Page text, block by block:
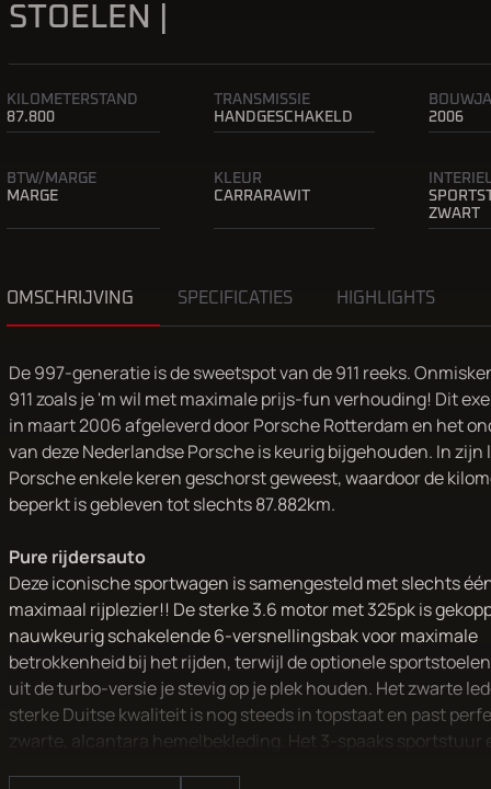
STOELEN |
KILOMETERSTAND
87.800
TRANSMISSIE
HANDGESCHAKELD
2006
BTW/MARGE
MARGE
KLEUR
CARRARAWIT
ZWART
OMSCHRIJVING SPECIFICATIES HIGHLIGHTS
De 997-generatie is de sweetspot van de 911 reeks.
911 zoals je 'm wil met maximale prijs-fun verhouding! Dit
in maart 2006 afgeleverd door Porsche Rotterdam en het
van deze Nederlandse Porsche is keurig bijgehouden. In zijn
Porsche enkele keren geschorst geweest, waardoor de
beperkt is gebleven tot slechts 87.882km.
Pure rijdersauto
Deze iconische sportwagen is samengesteld met slechts
maximaal rijplezier!! De sterke 3.6 motor met 325pk is
nauwkeurig schakelende 6-versnellingsbak voor maximale
betrokkenheid bij het rijden, terwijl de optionele
uit de turbo-versie je stevig op je plek houden. Het zwarte
sterke Duitse kwaliteit is nog steeds in topstaat en past
zwarte, alcantara hemelbekleding. Het 3-spaaks sportstuur